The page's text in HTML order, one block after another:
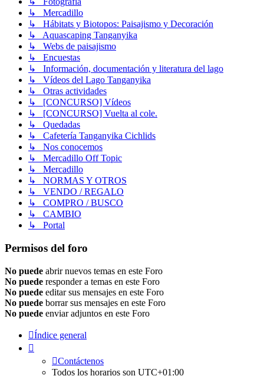
↳ Mercadillo
↳ Hábitats y Biotopos: Paisajismo y Decoración
↳ Aquascaping Tanganyika
↳ Webs de paisajismo
↳ Encuestas
↳ Información, documentación y literatura del lago
↳ Vídeos del Lago Tanganyika
↳ Otras actividades
↳ [CONCURSO] Vídeos
↳ [CONCURSO] Vuelta al cole.
↳ Quedadas
↳ Cafetería Tanganyika Cichlids
↳ Nos conocemos
↳ Mercadillo Off Topic
↳ Mercadillo
↳ NORMAS Y OTROS
↳ VENDO / REGALO
↳ COMPRO / BUSCO
↳ CAMBIO
↳ Portal
Permisos del foro
No puede abrir nuevos temas en este Foro
No puede responder a temas en este Foro
No puede editar sus mensajes en este Foro
No puede borrar sus mensajes en este Foro
No puede enviar adjuntos en este Foro
Índice general
Contáctenos
Todos los horarios son UTC+01:00